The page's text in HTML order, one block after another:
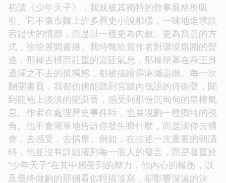
初讀《少年天子》，我就被其獨特的敘事風格所吸
引。它不像市麵上許多曆史小說那樣，一味地追求跌
宕起伏的情節，而是以一種更為內斂、更為寫意的方
式，徐徐展開畫捲。我特彆欣賞作者對環境氛圍的營
造，那種古樸而莊重的宮廷氣息，那種籠罩在帝王身
邊揮之不去的孤獨感，都被描繪得淋灕盡緻。每一次
翻開書頁，我都仿佛能聽到宮牆內低語的侍衛聲，聞
到龍袍上淡淡的龍涎香，感受到那份沉甸甸的皇權氣
息。作者在處理曆史事件時，也展現齣一種獨特的視
角。他不會簡單地告訴你發生瞭什麼，而是讓你去體
會，去感受，去揣摩。例如，在描述一次重要的朝議
時，他並沒有詳細羅列每一個人的發言，而是著重於
“少年天子”在其中感受到的壓力，他內心的權衡，以
及最終做齣的那個看似輕描淡寫，卻影響深遠的決